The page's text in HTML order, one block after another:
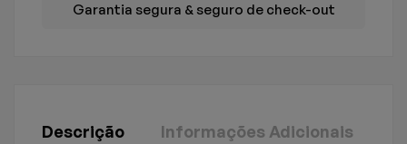
Garantia segura & seguro de check-out
Descrição Informações Adicionais